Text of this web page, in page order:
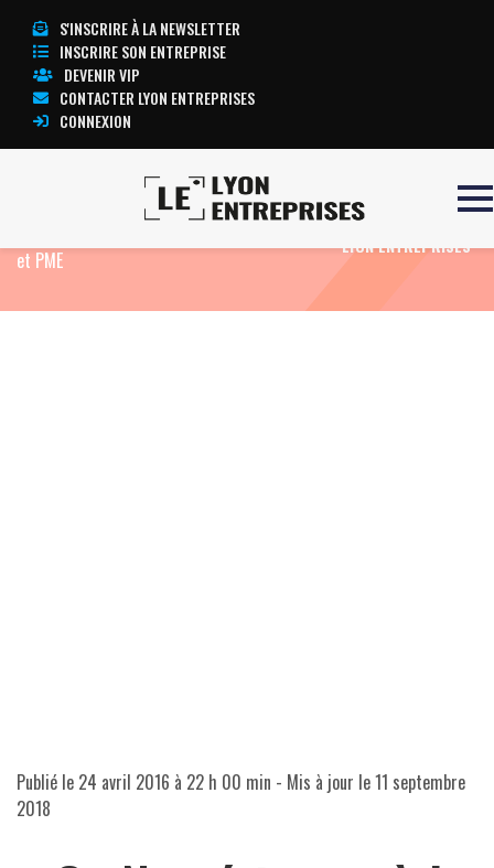
S'INSCRIRE À LA NEWSLETTER
INSCRIRE SON ENTREPRISE
DEVENIR VIP
CONTACTER LYON ENTREPRISES
CONNEXION
Agenda
« Go
et PME
TOUTE L’ACTUALITÉ
LYON ENTREPRISES
Publié le 24 avril 2016 à 22 h 00 min - Mis à jour le11 septembre
2018